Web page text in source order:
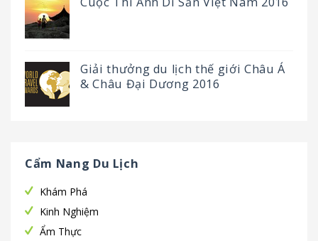
Giải thưởng du lịch thế giới Châu Á
& Châu Đại Dương 2016
Cẩm Nang Du Lịch
Khám Phá
Kinh Nghiệm
Ẩm Thực